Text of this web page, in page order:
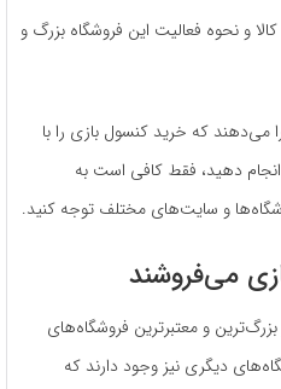
و نحوه فعالیت این فروشگاه بزرگ و
می‌دهند که خرید کنسول بازی را با
دهید، فقط کافی است به
و سایت‌های مختلف توجه کنید.
می‌فروشند
و معتبرترین فروشگاه‌های
دیگری نیز وجود دارند که